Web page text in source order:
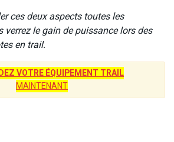
ces deux aspects toutes les
verrez le gain de puissance lors des
en trail.
VOTRE ÉQUIPEMENT TRAIL
MAINTENANT